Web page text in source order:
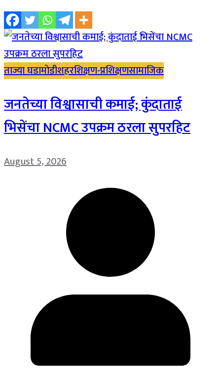
ताज्या घडामोडीशहरशिक्षण-प्रशिक्षणसामाजिक
जनतेच्या विश्वासाची कमाई; कुंदाताई
भिसेंचा NCMC उपक्रम ठरला सुपरहिट
August 5, 2026